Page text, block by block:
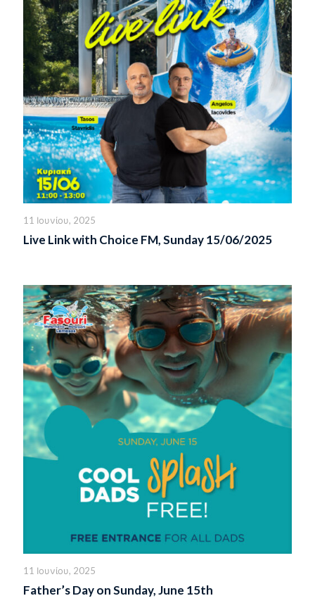
11 Ιουνίου, 2025
Live Link with Choice FM, Sunday 15/06/2025
11 Ιουνίου, 2025
Father’s Day on Sunday, June 15th